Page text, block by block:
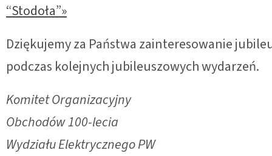
“Stodoła”»
Dziękujemy za Państwa zainteresowanie
podczas kolejnych jubileuszowych wydarzeń.
Komitet Organizacyjny
Obchodów 100-lecia
Wydziału Elektrycznego PW